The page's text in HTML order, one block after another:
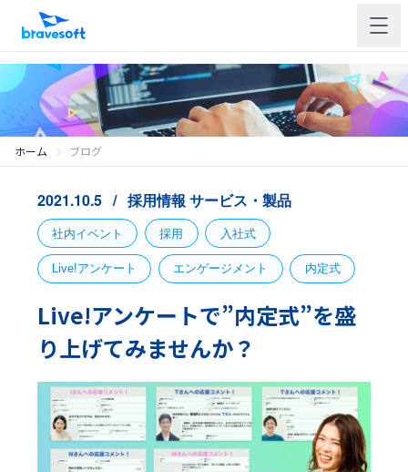
ホーム ブログ
2021.10.5 採用情報 サービス・製品
社内イベント 採用 入社式
Live!アンケート エンゲージメント 内定式
Live!アンケートで”内定式”を盛
り上げてみませんか？